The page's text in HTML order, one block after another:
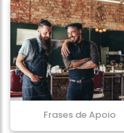
Frases de Apoio